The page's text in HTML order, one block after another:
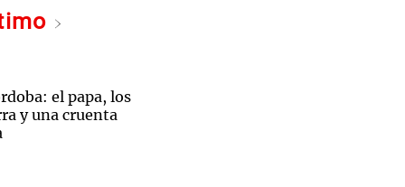
el papa, los
y una cruenta